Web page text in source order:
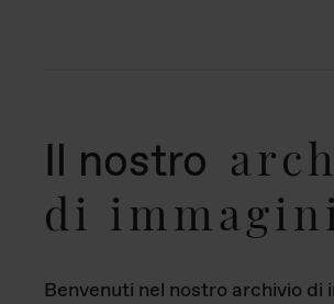
Il nostro
di immagini
Benvenuti nel nostro archivio di